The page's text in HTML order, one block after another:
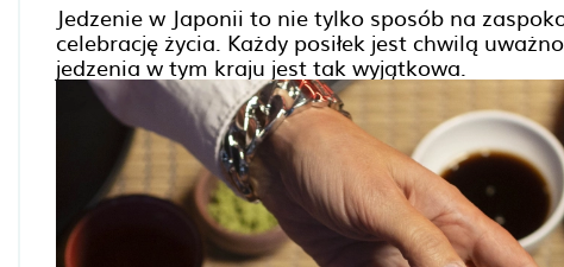
Jedzenie w Japonii to nie tylko sposób na
celebrację życia. Każdy posiłek jest chwilą
jedzenia w tym kraju jest tak wyjątkowa.